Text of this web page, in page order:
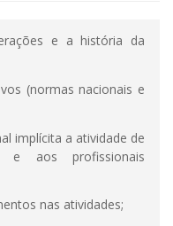
e a história da
(normas nacionais e
implícita a atividade de
e aos profissionais
nas atividades;